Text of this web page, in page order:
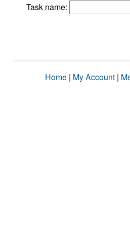
Task name:
Home | My Account |